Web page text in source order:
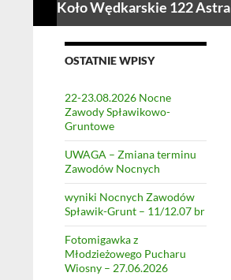
Koło Wędkarskie 122 Astra
OSTATNIE WPISY
22-23.08.2026 Nocne
Zawody Spławikowo-
Gruntowe
UWAGA – Zmiana terminu
Zawodów Nocnych
wyniki Nocnych Zawodów
Spławik-Grunt – 11/12.07 br
Fotomigawka z
Młodzieżowego Pucharu
Wiosny – 27.06.2026